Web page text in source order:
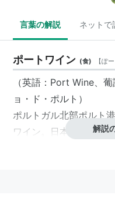
言葉の解説 ネットで
ポートワイン (食) 【ぽ
（英語：Port Wine、
ョ・ド・ポルト）
ポルトガル北部ポルト
ワイン。日本の酒税法
解説